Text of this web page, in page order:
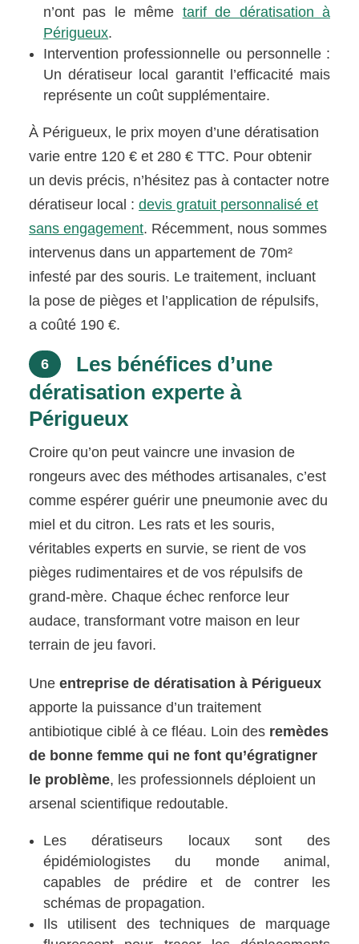
n’ont pas le même tarif de dératisation à
Périgueux.
Intervention professionnelle ou personnelle :
Un dératiseur local garantit l’efficacité mais
représente un coût supplémentaire.
À Périgueux, le prix moyen d’une dératisation
varie entre 120 € et 280 € TTC. Pour obtenir
un devis précis, n’hésitez pas à contacter notre
dératiseur local :devis gratuit personnalisé et
sans engagement. Récemment, nous sommes
intervenus dans un appartement de 70m²
infesté par des souris. Le traitement, incluant
la pose de pièges et l’application de répulsifs,
a coûté 190 €.
6
Les bénéfices d’une
dératisation experte à
Périgueux
Croire qu’on peut vaincre une invasion de
rongeurs avec des méthodes artisanales, c’est
comme espérer guérir une pneumonie avec du
miel et du citron. Les rats et les souris,
véritables experts en survie, se rient de vos
pièges rudimentaires et de vos répulsifs de
grand-mère. Chaque échec renforce leur
audace, transformant votre maison en leur
terrain de jeu favori.
Uneentreprise de dératisation à Périgueux
apporte la puissance d’un traitement
antibiotique ciblé à ce fléau. Loin des remèdes
de bonne femme qui ne font qu’égratigner
le problème, les professionnels déploient un
arsenal scientifique redoutable.
Les dératiseurs locaux sont des
épidémiologistes du monde animal,
capables de prédire et de contrer les
schémas de propagation.
Ils utilisent des techniques de marquage